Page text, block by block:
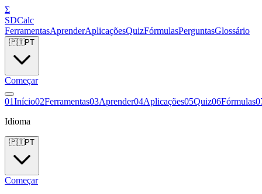
Σ
SDCalc
FerramentasAprenderAplicaçõesQuizFórmulasPerguntasGlossário
🇵🇹PT
Começar
01Início02Ferramentas03Aprender04Aplicações05Quiz06Fórmulas0
Idioma
🇵🇹PT
Começar